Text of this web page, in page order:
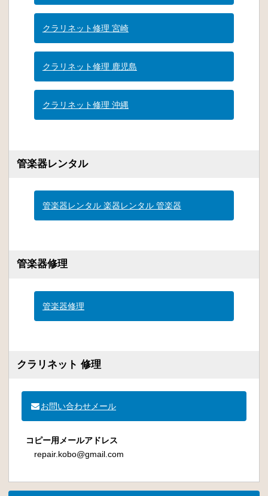
クラリネット修理 宮崎
クラリネット修理 鹿児島
クラリネット修理 沖縄
管楽器レンタル
管楽器レンタル 楽器レンタル 管楽器
管楽器修理
管楽器修理
クラリネット 修理
お問い合わせメール
コピー用メールアドレス
repair.kobo@gmail.com